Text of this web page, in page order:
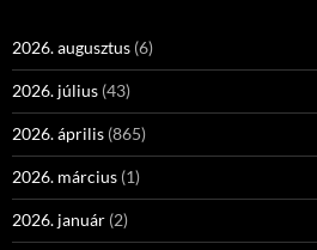
2026. augusztus (6)
2026. július (43)
2026. április (865)
2026. március (1)
2026. január (2)